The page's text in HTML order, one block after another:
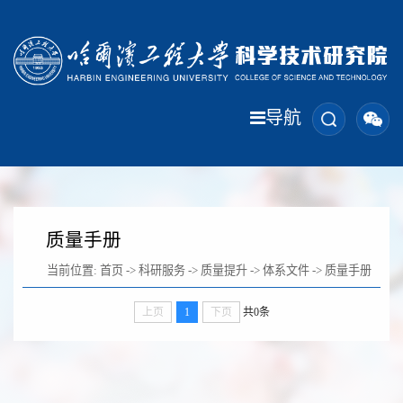
导航
质量手册
当前位置: 首页 -> 科研服务 -> 质量提升 -> 体系文件 -> 质量手册
上页 1 下页 共0条